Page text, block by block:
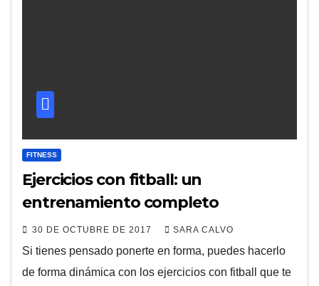
FITNESS
Ejercicios con fitball: un
entrenamiento completo
30 DE OCTUBRE DE 2017 SARA CALVO
Si tienes pensado ponerte en forma, puedes hacerlo
de forma dinámica con los ejercicios con fitball que te